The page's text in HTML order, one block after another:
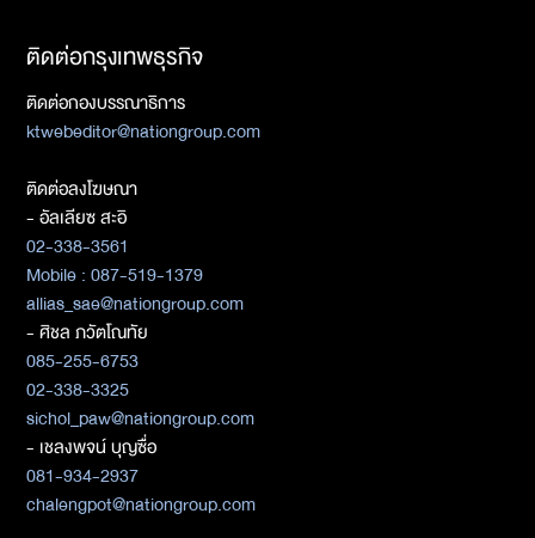
ติดต่อกรุงเทพธุรกิจ
ติดต่อกองบรรณาธิการ
ktwebeditor@nationgroup.com
ติดต่อลงโฆษณา
- อัลเลียซ สะอิ
02-338-3561
Mobile : 087-519-1379
allias_sae@nationgroup.com
- ศิชล ภวัตโณทัย
085-255-6753
02-338-3325
sichol_paw@nationgroup.com
- เชลงพจน์ บุญซื่อ
081-934-2937
chalengpot@nationgroup.com